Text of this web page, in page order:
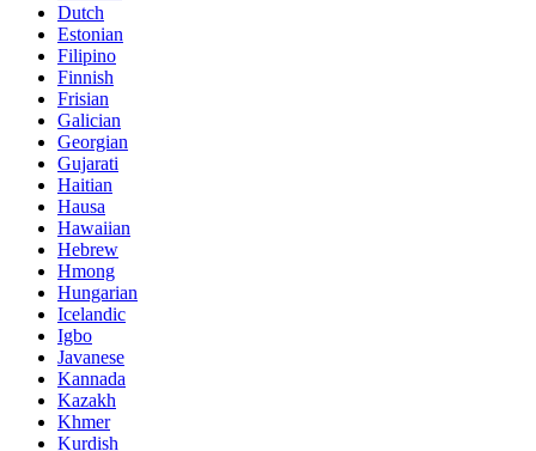
Dutch
Estonian
Filipino
Finnish
Frisian
Galician
Georgian
Gujarati
Haitian
Hausa
Hawaiian
Hebrew
Hmong
Hungarian
Icelandic
Igbo
Javanese
Kannada
Kazakh
Khmer
Kurdish